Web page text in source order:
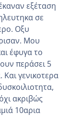
εξέταση
σε
Οξυ
Μου
έφυγα το
περάσει 5
γενικοτερα
ακριβώς
10αρια